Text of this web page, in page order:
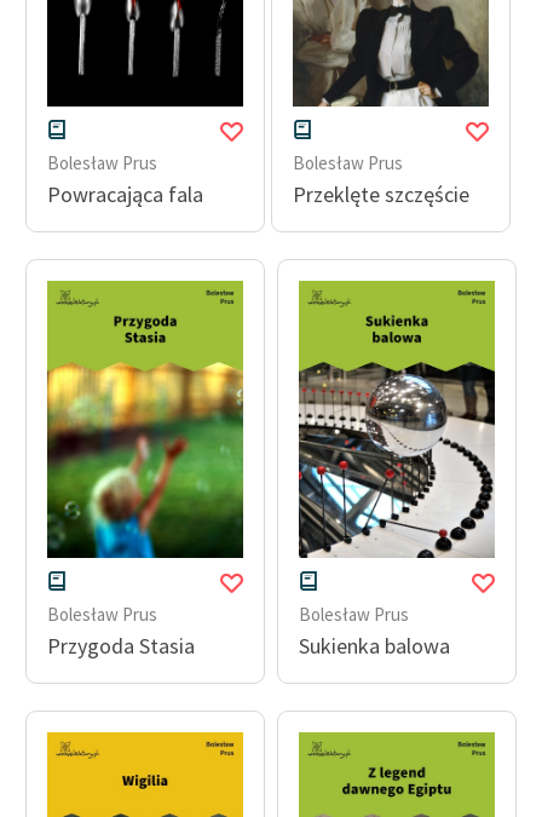
Bolesław Prus
Powracająca fala
Bolesław Prus
Przeklęte szczęście
Bolesław Prus
Przygoda Stasia
Bolesław Prus
Sukienka balowa